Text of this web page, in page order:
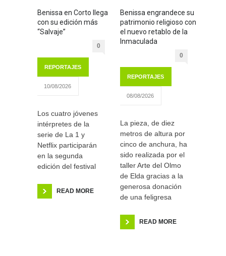
Benissa en Corto llega
con su edición más
“Salvaje”
0
REPORTAJES
10/08/2026
Los cuatro jóvenes
intérpretes de la
serie de La 1 y
Netflix participarán
en la segunda
edición del festival
READ MORE
Benissa engrandece su
patrimonio religioso con
el nuevo retablo de la
Inmaculada
0
REPORTAJES
08/08/2026
La pieza, de diez
metros de altura por
cinco de anchura, ha
sido realizada por el
taller Arte del Olmo
de Elda gracias a la
generosa donación
de una feligresa
READ MORE